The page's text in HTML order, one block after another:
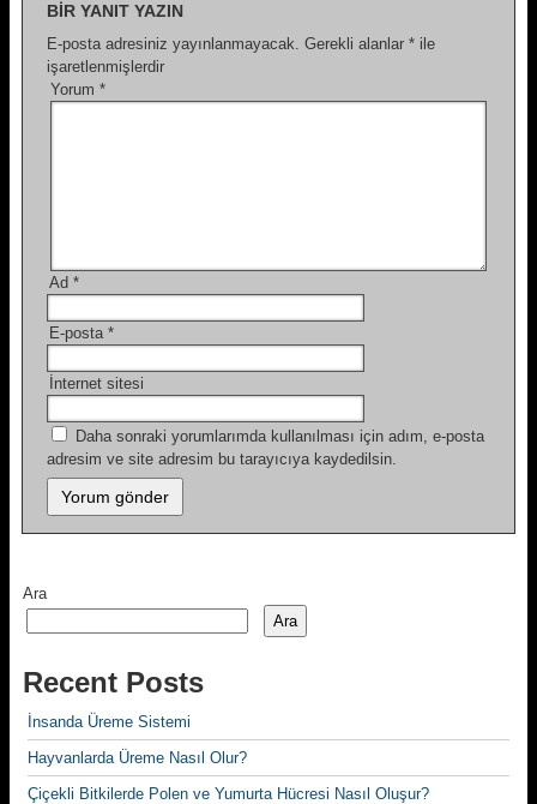
BIR YANIT YAZIN
E-posta adresiniz yayınlanmayacak. Gerekli alanlar * ile
işaretlenmişlerdir
Yorum *
Ad *
E-posta *
İnternet sitesi
Daha sonraki yorumlarımda kullanılması için adım, e-posta
adresim ve site adresim bu tarayıcıya kaydedilsin.
Ara
Ara
Recent Posts
İnsanda Üreme Sistemi
Hayvanlarda Üreme Nasıl Olur?
Çiçekli Bitkilerde Polen ve Yumurta Hücresi Nasıl Oluşur?